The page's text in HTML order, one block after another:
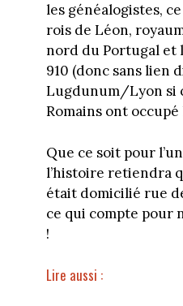
les généalogistes,
rois de Léon,
nord du Portugal et
910 (donc sans lien
Lugdunum/Lyon si
Romains ont
Que ce soit pour
l’histoire retiendra
était domicilié rue
ce qui compte pour
!
Lire aussi :